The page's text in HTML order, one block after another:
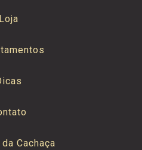
Loja
Cachaça